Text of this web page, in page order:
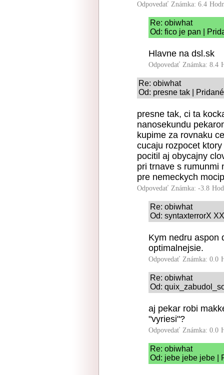
Odpovedať Známka: 6.4
Re: obiwhat
Od: fico je pan |
Hlavne na dsl.sk
Odpovedať Známka: 8.4
Re: obiwhat
Od: presne tak |
presne tak, ci ta
nanosekundu
kupime za rovnaku
cucaju rozpocet
pocitil aj obycajny
pri trnave s rumunmi
pre nemeckych
Odpovedať Známka: -3.8
Re: obiwhat
Od: syntaxterrorX
Kym nedru aspon
optimalnejsie.
Odpovedať Známka: 0.0
Re: obiwhat
Od:
aj pekar robi
"vyriesi"?
Odpovedať Známka: 0.0
Re: obiwhat
Od: jebe jebe jebe |